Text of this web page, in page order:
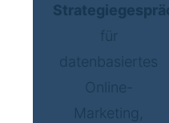
für
datenbasiertes
Online-
Marketing,